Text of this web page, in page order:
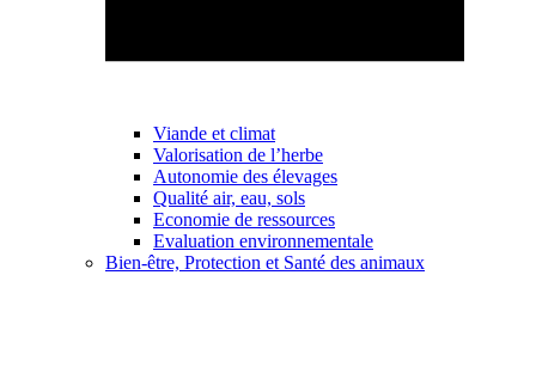
Viande et climat
Valorisation de l’herbe
Autonomie des élevages
Qualité air, eau, sols
Economie de ressources
Evaluation environnementale
Bien-être, Protection et Santé des animaux